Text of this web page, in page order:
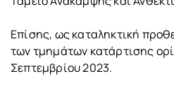
Επίσης, ως καταληκτική
των τμημάτων κατάρτισης
Σεπτεμβρίου 2023.